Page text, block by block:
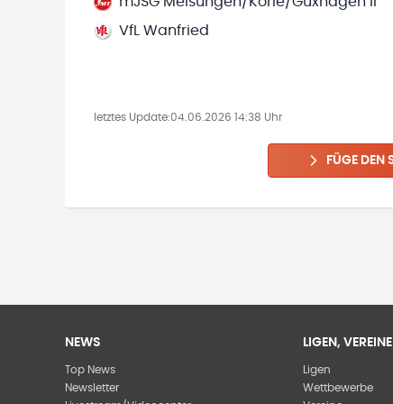
VfL Wanfried
letztes Update:04.06.2026 14:38 Uhr
FÜGE DEN
NEWS
Top News
Newsletter
LIGEN,
Ligen
Wettbewerbe